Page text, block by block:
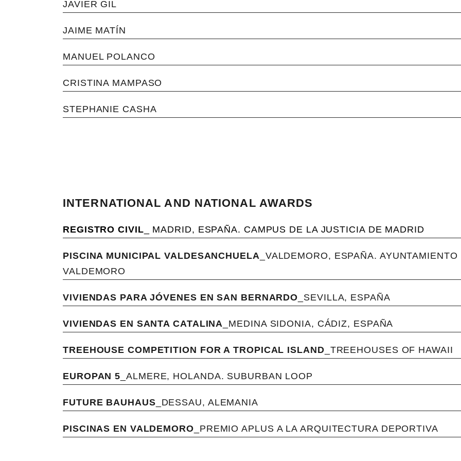
JAVIER GIL
JAIME MATÍN
MANUEL POLANCO
CRISTINA MAMPASO
STEPHANIE CASHA
INTERNATIONAL AND NATIONAL AWARDS
REGISTRO CIVIL _ MADRID, ESPAÑA. CAMPUS DE LA JUSTICIA DE MADRID
PISCINA MUNICIPAL VALDESANCHUELA _VALDEMORO, ESPAÑA. AYUNTAMIENTO
VALDEMORO
VIVIENDAS PARA JÓVENES EN SAN BERNARDO _SEVILLA, ESPAÑA
VIVIENDAS EN SANTA CATALINA _MEDINA SIDONIA, CÁDIZ, ESPAÑA
TREEHOUSE COMPETITION FOR A TROPICAL ISLAND _TREEHOUSES OF HAWAII
EUROPAN 5 _ALMERE, HOLANDA. SUBURBAN LOOP
FUTURE BAUHAUS _DESSAU, ALEMANIA
PISCINAS EN VALDEMORO _PREMIO APLUS A LA ARQUITECTURA DEPORTIVA